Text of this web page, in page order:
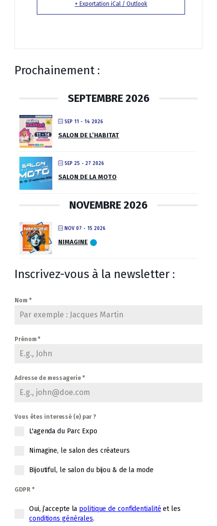
+ Exportation iCal / Outlook
Prochainement :
SEPTEMBRE 2026
SEP 11 - 14 2026
SALON DE L’HABITAT
SEP 25 - 27 2026
SALON DE LA MOTO
NOVEMBRE 2026
NOV 07 - 15 2026
NIMAGINE
Inscrivez-vous à la newsletter :
Nom *
Prénom*
Adresse de messagerie *
Vous êtes interessé (e) par ?
L'agenda du Parc Expo
Nimagine, le salon des créateurs
Bijoutiful, le salon du bijou & de la mode
GDPR *
Oui, j’accepte la politique de confidentialité et les
conditions générales.